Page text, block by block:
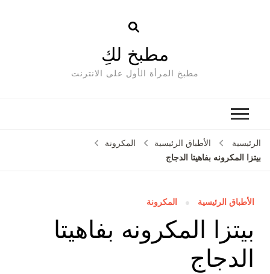
مطبخ لكِ
مطبخ المرأة الأول على الانترنت
الرئيسية الأطباق الرئيسية
المكرونة
بيتزا المكرونه بفاهيتا الدجاج
الأطباق الرئيسية المكرونة
بيتزا المكرونه بفاهيتا
الدجاج